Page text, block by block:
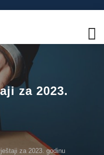
za 2023.
za 2023. godinu